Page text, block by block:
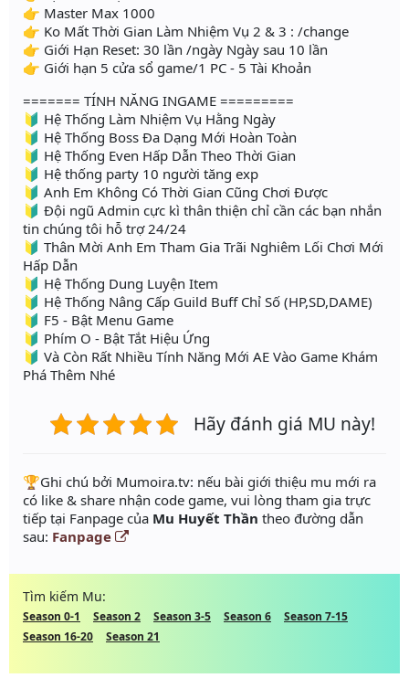
👉 Master Max 1000
👉 Ko Mất Thời Gian Làm Nhiệm Vụ 2 & 3 : /change
👉 Giới Hạn Reset: 30 lần /ngày Ngày sau 10 lần
👉 Giới hạn 5 cửa sổ game/1 PC - 5 Tài Khoản
======= TÍNH NĂNG INGAME =========
🔰 Hệ Thống Làm Nhiệm Vụ Hằng Ngày
🔰 Hệ Thống Boss Đa Dạng Mới Hoàn Toàn
🔰 Hệ Thống Even Hấp Dẫn Theo Thời Gian
🔰 Hệ thống party 10 người tăng exp
🔰 Anh Em Không Có Thời Gian Cũng Chơi Được
🔰 Đội ngũ Admin cực kì thân thiện chỉ cần các bạn nhắn
tin chúng tôi hỗ trợ 24/24
🔰 Thân Mời Anh Em Tham Gia Trãi Nghiêm Lối Chơi Mới
Hấp Dẫn
🔰 Hệ Thống Dung Luyện Item
🔰 Hệ Thống Nâng Cấp Guild Buff Chỉ Số (HP,SD,DAME)
🔰 F5 - Bật Menu Game
🔰 Phím O - Bật Tắt Hiệu Ứng
🔰 Và Còn Rất Nhiều Tính Năng Mới AE Vào Game Khám
Phá Thêm Nhé
Hãy đánh giá MU này!
️🏆Ghi chú bởi Mumoira.tv: nếu bài giới thiệu mu mới ra
có like & share nhận code game, vui lòng tham gia trực
tiếp tại Fanpage của Mu Huyết Thần theo đường dẫn
sau: Fanpage
Tìm kiếm Mu:
Season 0-1 Season 2 Season 3-5 Season 6
Season 7-15
Season 16-20
Season 21